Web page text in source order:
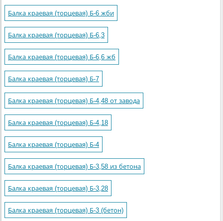
Балка краевая (торцевая) Б-6 жби
Балка краевая (торцевая) Б-6,3
Балка краевая (торцевая) Б-6,6 жб
Балка краевая (торцевая) Б-7
Балка краевая (торцевая) Б-4,48 от завода
Балка краевая (торцевая) Б-4,18
Балка краевая (торцевая) Б-4
Балка краевая (торцевая) Б-3,58 из бетона
Балка краевая (торцевая) Б-3,28
Балка краевая (торцевая) Б-3 (бетон)